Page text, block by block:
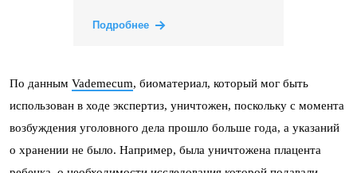
Подробнее
По данным Vademecum, биоматериал, который мог быть
использован в ходе экспертиз, уничтожен, поскольку с момента
возбуждения уголовного дела прошло больше года, а указаний
о хранении не было. Например, была уничтожена плацента